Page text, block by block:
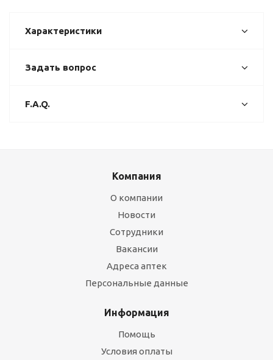
Характеристики
Задать вопрос
F.A.Q.
Компания
О компании
Новости
Сотрудники
Вакансии
Адреса аптек
Персональные данные
Информация
Помощь
Условия оплаты